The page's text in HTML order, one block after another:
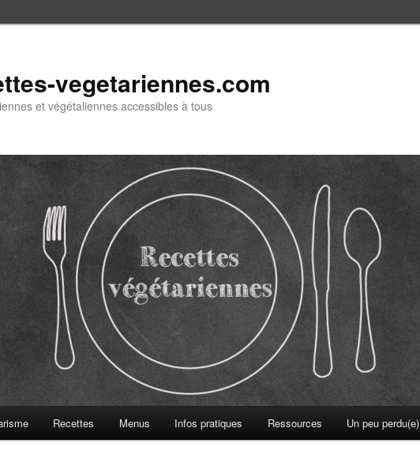
vegetariennes.com
et végétaliennes accessibles à tous
Recettes Menus Infos pratiques Ressources Un peu perdu(e)